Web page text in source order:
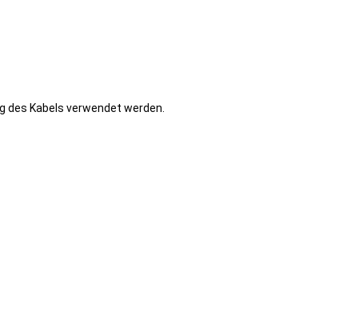
Kabels verwendet werden.